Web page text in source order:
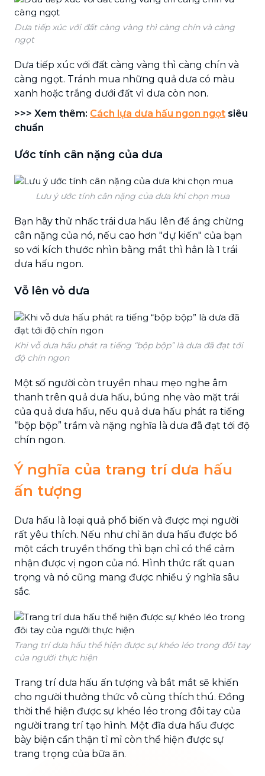
Dưa tiếp xúc với đất càng vàng thì càng chín và càng
ngọt
Dưa tiếp xúc với đất càng vàng thì càng chín và
càng ngọt. Tránh mua những quả dưa có màu
xanh hoặc trắng dưới đất vì dưa còn non.
>>> Xem thêm: Cách lựa dưa hấu ngon ngọt siêu
chuẩn
Ước tính cân nặng của dưa
Lưu ý ước tính cân nặng của dưa khi chọn mua
Bạn hãy thử nhấc trái dưa hấu lên để áng chừng
cân nặng của nó, nếu cao hơn "dự kiến" của bạn
so với kích thước nhìn bằng mắt thì hẳn là 1 trái
dưa hấu ngon.
Vỗ lên vỏ dưa
Khi vỗ dưa hấu phát ra tiếng “bộp bộp” là dưa đã đạt tới
độ chín ngon
Một số người còn truyền nhau mẹo nghe âm
thanh trên quả dưa hấu, búng nhẹ vào mặt trái
của quả dưa hấu, nếu quả dưa hấu phát ra tiếng
“bộp bộp” trầm và nặng nghĩa là dưa đã đạt tới độ
chín ngon.
Ý nghĩa của trang trí dưa hấu
ấn tượng
Dưa hấu là loại quả phổ biến và được mọi người
rất yêu thích. Nếu như chỉ ăn dưa hấu được bổ
một cách truyền thống thì bạn chỉ có thể cảm
nhận được vị ngon của nó. Hình thức rất quan
trọng và nó cũng mang được nhiều ý nghĩa sâu
sắc.
Trang trí dưa hấu thể hiện được sự khéo léo trong đôi tay
của người thực hiện
Trang trí dưa hấu ấn tượng và bắt mắt sẽ khiến
cho người thưởng thức vô cùng thích thú. Đồng
thời thể hiện được sự khéo léo trong đôi tay của
người trang trí tạo hình. Một đĩa dưa hấu được
bày biện cẩn thận tỉ mỉ còn thể hiện được sự
trang trọng của bữa ăn.